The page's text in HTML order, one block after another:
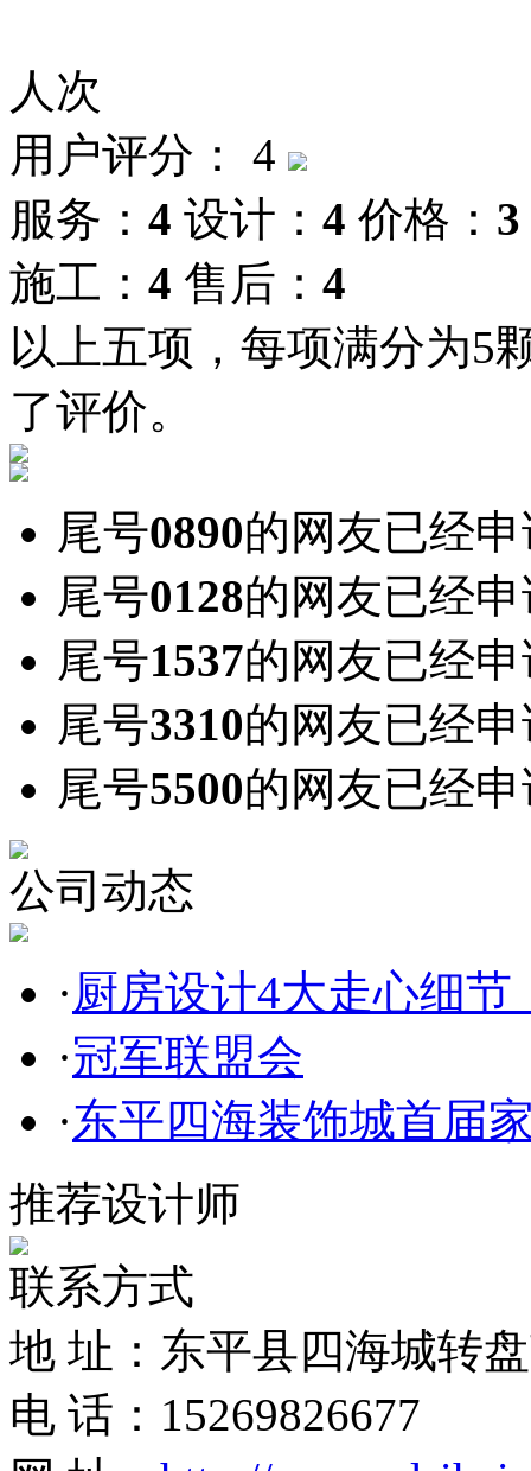
人次
用户评分：
4
服务： 4 设计： 4 价格： 3
施工： 4 售后： 4
以上五项，每项满分为5
了评价。
尾号0890的网友已经
尾号0128的网友已经
尾号1537的网友已经
尾号3310的网友已经
尾号5500的网友已经
公司动态
·厨房设计4大走心细节
·冠军联盟会
·东平四海装饰城首届
推荐设计师
联系方式
地 址：东平县四海城转
电 话：15269826677